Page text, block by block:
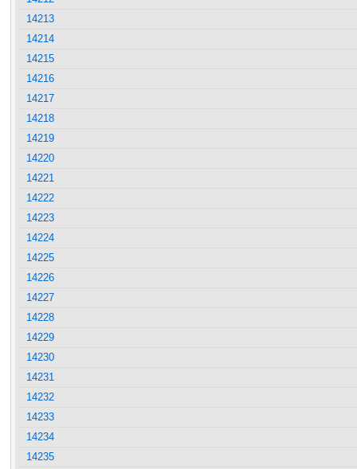
14213
14214
14215
14216
14217
14218
14219
14220
14221
14222
14223
14224
14225
14226
14227
14228
14229
14230
14231
14232
14233
14234
14235